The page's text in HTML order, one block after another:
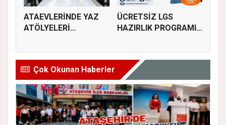
ATAEVLERİNDE YAZ
ATÖLYELERİ
ÜCRETSİZ LGS
HAZIRLIK PROGRAMI
Çok Okunan Haberler